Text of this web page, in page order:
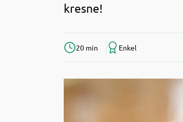
kresne!
20 min Enkel